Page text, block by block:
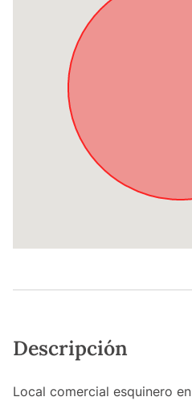
Descripción
Local comercial esquinero